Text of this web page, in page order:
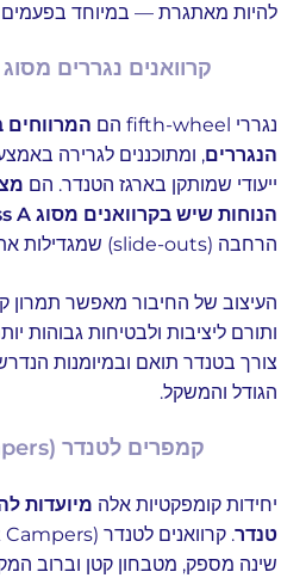
להיות מאתגרת — במיוחד בפעמים
קרוואנים נגררים מסוג Fifth-Wheel
נגררי fifth-wheel הם
המרווחים
הנגררים, ומתוכננים לגרירה
ייעודי שמותקן בארגז הטנדר. הם
הנוחות שיש בקרוואנים מסוג Class A
הרחבה (slide-outs) שמגדילות את שטח המגורים.
העיצוב של החיבור מאפשר תמרון
ותורם ליציבות ולבטיחות גבוהות
צורך בטנדר תואם ובמיומנות
הגודל והמשקל.
קמפרים לטנדר (Truck Campers)
יחידות קומפקטיות אלה מיועדות
טנדר
שינה מספק, מטבחון קטן וברוב